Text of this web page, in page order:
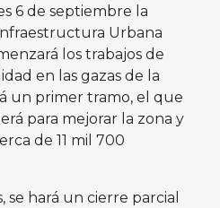
6 de septiembre la
Urbana
los trabajos de
en las gazas de la
un primer tramo, el que
para mejorar la zona y
de 11 mil 700
se hará un cierre parcial